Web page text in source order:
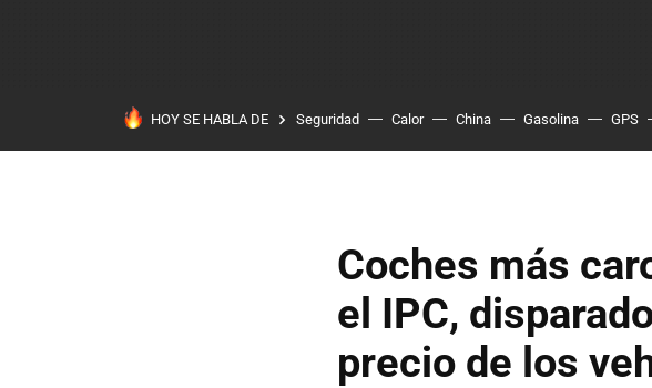
HOY SE HABLA DE Seguridad Calor China Gasolina GPS
Coches más
el IPC,
precio de los